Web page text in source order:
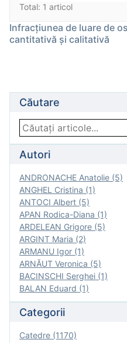
Total: 1 articol
Infracţiunea de luare de
cantitativă şi calitativă
Căutare
Autori
ANDRONACHE Anatolie (5)
ANGHEL Cristina (1)
ANTOCI Albert (5)
APAN Rodica-Diana (1)
ARDELEAN Grigore (5)
ARGINT Maria (2)
ARMANU Igor (1)
ARNĂUT Veronica (5)
BACINSCHI Serghei (1)
BALAN Eduard (1)
Categorii
Catedre (1170)